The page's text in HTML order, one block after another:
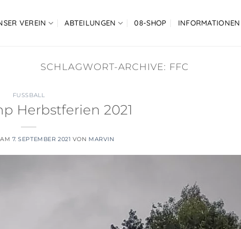
VEREIN ABTEILUNGEN 08-SHOP INFORMATIONEN
SCHLAGWORT-ARCHIVE: FFC
FUSSBALL
Herbstferien 2021
7. SEPTEMBER 2021 VON MARVIN